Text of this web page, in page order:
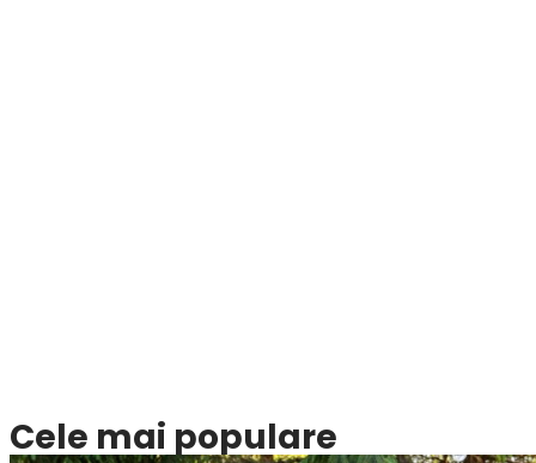
Cele mai populare